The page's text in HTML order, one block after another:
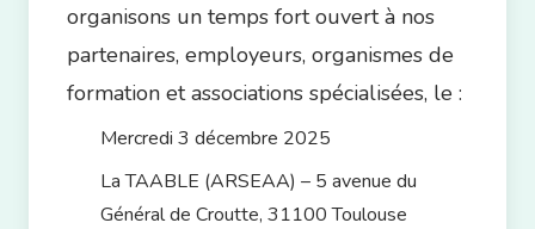
organisons un temps fort ouvert à nos
partenaires, employeurs, organismes de
formation et associations spécialisées, le :
Mercredi 3 décembre 2025
La TAABLE (ARSEAA) – 5 avenue du
Général de Croutte, 31100 Toulouse